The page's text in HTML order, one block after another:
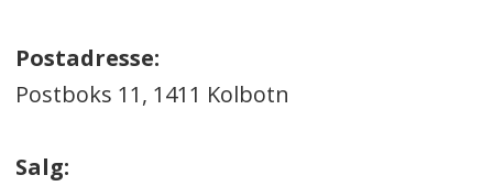
Postadresse:
Postboks 11, 1411 Kolbotn
Salg: